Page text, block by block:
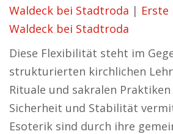
Waldeck bei Stadtroda | Erste
Waldeck bei Stadtroda
Diese Flexibilität steht im
strukturierten kirchlichen
Rituale und sakralen
Sicherheit und Stabilität
Esoterik sind durch ihre